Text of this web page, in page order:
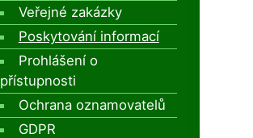
Veřejné zakázky
Poskytování informací
Prohlášení o
přístupnosti
Ochrana oznamovatelů
GDPR